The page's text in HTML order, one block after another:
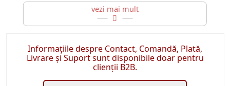
vesta neagra cu paspoal portocaliu|vesta neagra cu paspoal
vesta gri cu paspoal portocaliu
Informațiile despre Contact, Comandă, Plată,
Livrare și Suport sunt disponibile doar pentru
clienții B2B.